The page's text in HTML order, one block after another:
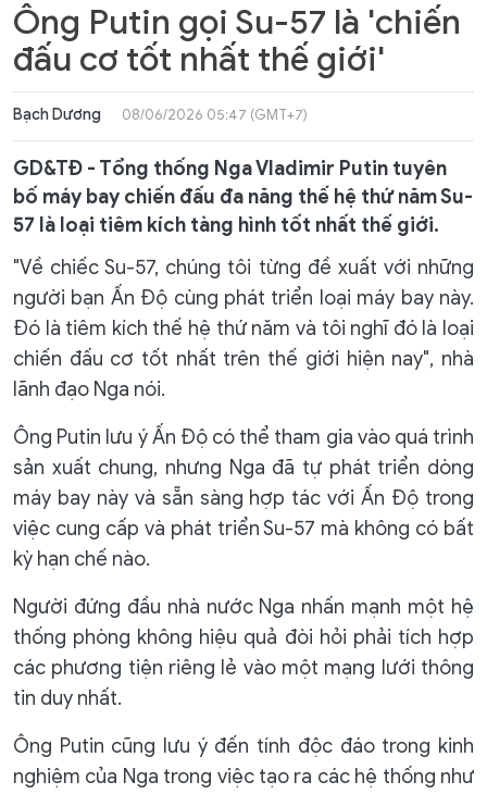
Ông Putin gọi Su-57 là 'chiến
đấu cơ tốt nhất thế giới'
Bạch Dương 08/06/2026 05:47 (GMT+7)
GD&TĐ - Tổng thống Nga Vladimir Putin tuyên
bố máy bay chiến đấu đa năng thế hệ thứ năm Su-
57 là loại tiêm kích tàng hình tốt nhất thế giới.
"Về chiếc Su-57, chúng tôi từng đề xuất với những
người bạn Ấn Độ cùng phát triển loại máy bay này.
Đó là tiêm kích thế hệ thứ năm và tôi nghĩ đó là loại
chiến đấu cơ tốt nhất trên thế giới hiện nay", nhà
lãnh đạo Nga nói.
Ông Putin lưu ý Ấn Độ có thể tham gia vào quá trình
sản xuất chung, nhưng Nga đã tự phát triển dòng
máy bay này và sẵn sàng hợp tác với Ấn Độ trong
việc cung cấp và phát triển Su-57 mà không có bất
kỳ hạn chế nào.
Người đứng đầu nhà nước Nga nhấn mạnh một hệ
thống phòng không hiệu quả đòi hỏi phải tích hợp
các phương tiện riêng lẻ vào một mạng lưới thông
tin duy nhất.
Ông Putin cũng lưu ý đến tính độc đáo trong kinh
nghiệm của Nga trong việc tạo ra các hệ thống như